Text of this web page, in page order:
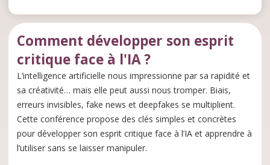
Comment développer son esprit
critique face à l'IA ?
L’intelligence artificielle nous impressionne par sa rapidité et
sa créativité… mais elle peut aussi nous tromper. Biais,
erreurs invisibles, fake news et deepfakes se multiplient.
Cette conférence propose des clés simples et concrètes
pour développer son esprit critique face à l’IA et apprendre à
l’utiliser sans se laisser manipuler.